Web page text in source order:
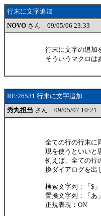
行末に文字追加
NOVO さん 09/05/06 23:33
行末に文字の追加
そういうマクロは
RE:26531 行末に文字追加
秀丸担当 さん 09/05/07 10:21
全ての行の行末に
現を使うといいと
例えば、全ての行
換ダイアログを出
検索文字列：「$」
置換文字列：「あ」
正規表現：ON